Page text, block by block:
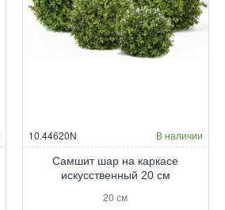
10.44620N В наличии
Самшит шар на каркасе
искусственный 20 см
20 см